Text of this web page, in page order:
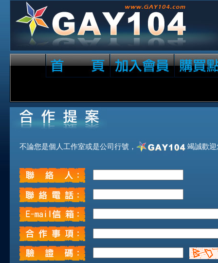
不論您是個人工作室或是公司行號， 竭誠歡